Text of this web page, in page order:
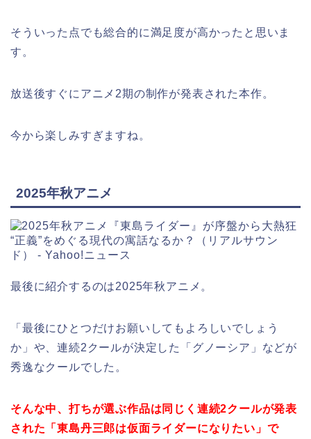
そういった点でも総合的に満足度が高かったと思いま
す。
放送後すぐにアニメ2期の制作が発表された本作。
今から楽しみすぎますね。
2025年秋アニメ
最後に紹介するのは2025年秋アニメ。
「最後にひとつだけお願いしてもよろしいでしょう
か」や、連続2クールが決定した「グノーシア」などが
秀逸なクールでした。
そんな中、打ちが選ぶ作品は同じく連続2クールが発表
された「東島丹三郎は仮面ライダーになりたい」で